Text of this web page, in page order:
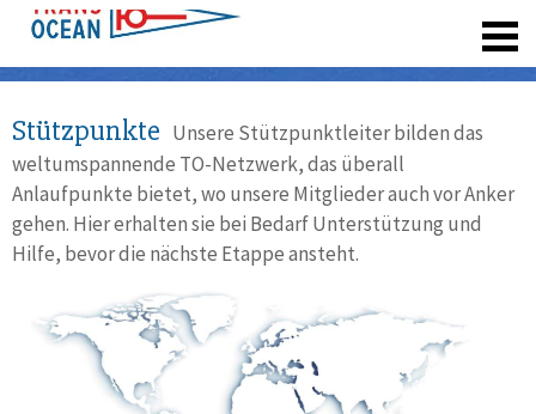
Stützpunkte Unsere Stützpunktleiter bilden das
weltumspannende TO-Netzwerk, das überall
Anlaufpunkte bietet, wo unsere Mitglieder auch vor Anker
gehen. Hier erhalten sie bei Bedarf Unterstützung und
Hilfe, bevor die nächste Etappe ansteht.